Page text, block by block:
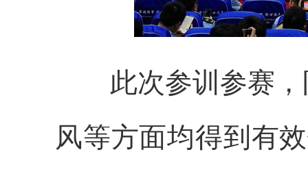
此次参训参赛
风等方面均得到有